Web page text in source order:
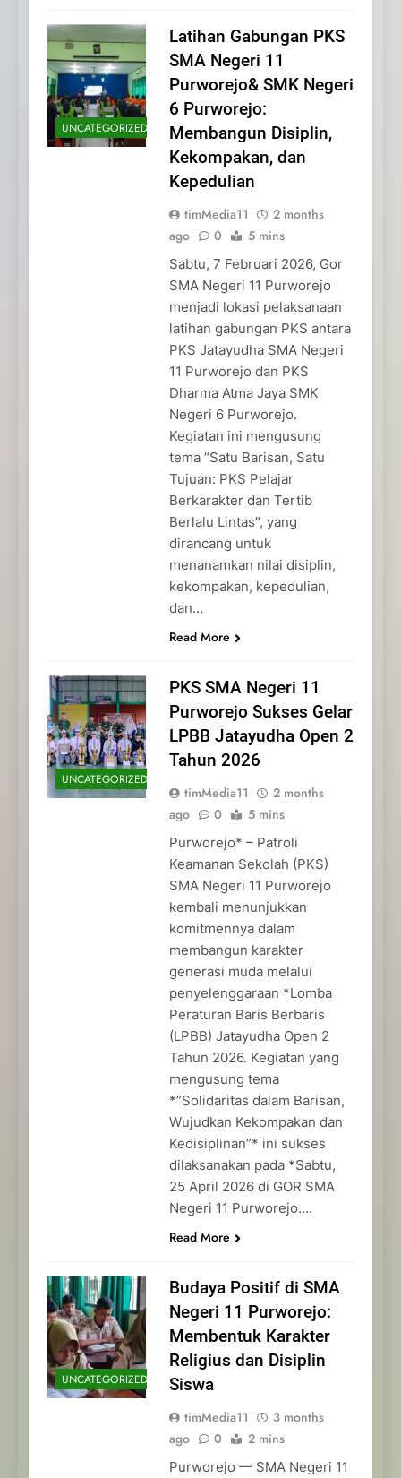
UNCATEGORIZED
Latihan Gabungan PKS
SMA Negeri 11
Purworejo& SMK Negeri
6 Purworejo:
Membangun Disiplin,
Kekompakan, dan
Kepedulian
timMedia11
2 months
ago
0 5 mins
Sabtu, 7 Februari 2026, Gor
SMA Negeri 11 Purworejo
menjadi lokasi pelaksanaan
latihan gabungan PKS antara
PKS Jatayudha SMA Negeri
11 Purworejo dan PKS
Dharma Atma Jaya SMK
Negeri 6 Purworejo.
Kegiatan ini mengusung
tema “Satu Barisan, Satu
Tujuan: PKS Pelajar
Berkarakter dan Tertib
Berlalu Lintas”, yang
dirancang untuk
menanamkan nilai disiplin,
kekompakan, kepedulian,
dan…
Read More
UNCATEGORIZED
PKS SMA Negeri 11
Purworejo Sukses Gelar
LPBB Jatayudha Open 2
Tahun 2026
timMedia11
2 months
ago
0 5 mins
Purworejo* – Patroli
Keamanan Sekolah (PKS)
SMA Negeri 11 Purworejo
kembali menunjukkan
komitmennya dalam
membangun karakter
generasi muda melalui
penyelenggaraan *Lomba
Peraturan Baris Berbaris
(LPBB) Jatayudha Open 2
Tahun 2026. Kegiatan yang
mengusung tema
*”Solidaritas dalam Barisan,
Wujudkan Kekompakan dan
Kedisiplinan”* ini sukses
dilaksanakan pada *Sabtu,
25 April 2026 di GOR SMA
Negeri 11 Purworejo….
Read More
UNCATEGORIZED
Budaya Positif di SMA
Negeri 11 Purworejo:
Membentuk Karakter
Religius dan Disiplin
Siswa
timMedia11
3 months
ago
0 2 mins
Purworejo — SMA Negeri 11